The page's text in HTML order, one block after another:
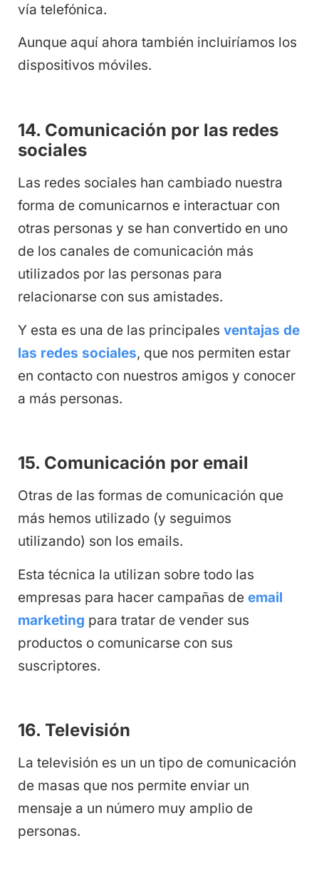
vía telefónica.
Aunque aquí ahora también incluiríamos los
dispositivos móviles.
14. Comunicación por las redes
sociales
Las redes sociales han cambiado nuestra
forma de comunicarnos e interactuar con
otras personas y se han convertido en uno
de los canales de comunicación más
utilizados por las personas para
relacionarse con sus amistades.
Y esta es una de las principales ventajas de
las redes sociales, que nos permiten estar
en contacto con nuestros amigos y conocer
a más personas.
15. Comunicación por email
Otras de las formas de comunicación que
más hemos utilizado (y seguimos
utilizando) son los emails.
Esta técnica la utilizan sobre todo las
empresas para hacer campañas de email
marketing para tratar de vender sus
productos o comunicarse con sus
suscriptores.
16. Televisión
La televisión es un un tipo de comunicación
de masas que nos permite enviar un
mensaje a un número muy amplio de
personas.